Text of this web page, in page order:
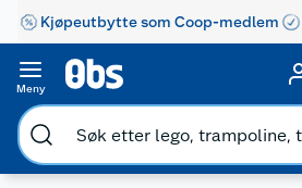
Kjøpeutbytte som Coop-medlem
Meny